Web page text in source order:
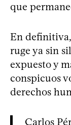
que
En
ruge ya sin
expuesto y
conspicuos
derechos
Carlos